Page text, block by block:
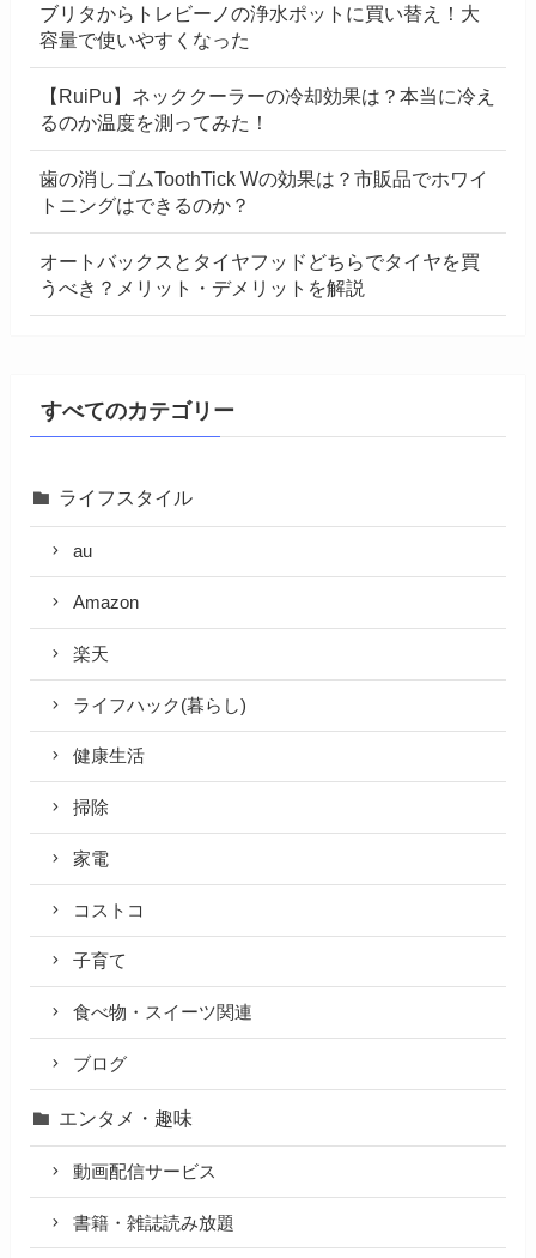
ブリタからトレビーノの浄水ポットに買い替え！大
容量で使いやすくなった
【RuiPu】ネッククーラーの冷却効果は？本当に冷え
るのか温度を測ってみた！
歯の消しゴムToothTick Wの効果は？市販品でホワイ
トニングはできるのか？
オートバックスとタイヤフッドどちらでタイヤを買
うべき？メリット・デメリットを解説
すべてのカテゴリー
ライフスタイル
au
Amazon
楽天
ライフハック(暮らし)
健康生活
掃除
家電
コストコ
子育て
食べ物・スイーツ関連
ブログ
エンタメ・趣味
動画配信サービス
書籍・雑誌読み放題